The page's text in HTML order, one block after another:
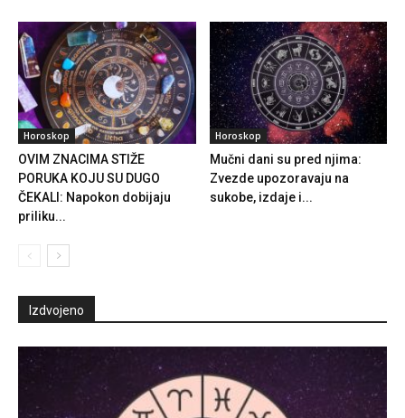
Horoskop
OVIM ZNACIMA STIŽE
PORUKA KOJU SU DUGO
ČEKALI: Napokon dobijaju
priliku...
Horoskop
Mučni dani su pred njima:
Zvezde upozoravaju na
sukobe, izdaje i...
Izdvojeno